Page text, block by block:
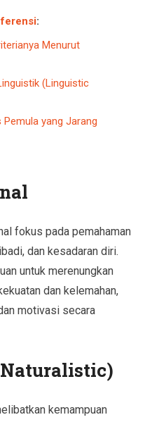
:
Menurut
(Linguistic
yang Jarang
fokus pada pemahaman
dan kesadaran diri.
untuk merenungkan
dan kelemahan,
motivasi secara
kemampuan